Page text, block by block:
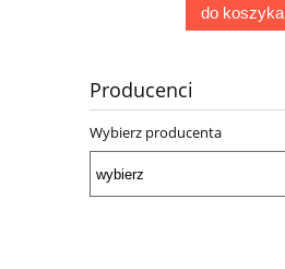
do koszyka
Producenci
Wybierz producenta